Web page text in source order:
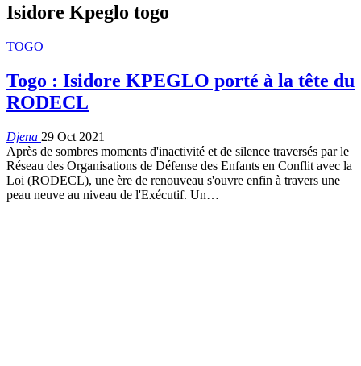
Isidore Kpeglo togo
TOGO
Togo : Isidore KPEGLO porté à la tête du
RODECL
Djena 29 Oct 2021
Après de sombres moments d'inactivité et de silence traversés par le
Réseau des Organisations de Défense des Enfants en Conflit avec la
Loi (RODECL), une ère de renouveau s'ouvre enfin à travers une
peau neuve au niveau de l'Exécutif. Un…